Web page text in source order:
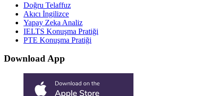
Doğru Telaffuz
Akıcı İngilizce
Yapay Zeka Analiz
IELTS Konuşma Pratiği
PTE Konuşma Pratiği
Download App